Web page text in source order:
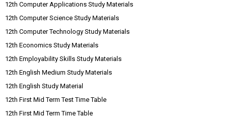
12th Computer Applications Study Materials
12th Computer Science Study Materials
12th Computer Technology Study Materials
12th Economics Study Materials
12th Employability Skills Study Materials
12th English Medium Study Materials
12th English Study Material
12th First Mid Term Test Time Table
12th First Mid Term Time Table